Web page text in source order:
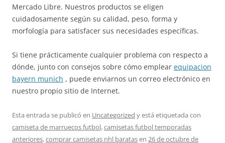
Mercado Libre. Nuestros productos se eligen
cuidadosamente según su calidad, peso, forma y
morfología para satisfacer sus necesidades específicas.
Si tiene prácticamente cualquier problema con respecto a
dónde, junto con consejos sobre cómo emplear equipacion
bayern munich , puede enviarnos un correo electrónico en
nuestro propio sitio de Internet.
Esta entrada se publicó en Uncategorized y está etiquetada con
camiseta de marruecos futbol,camisetas futbol temporadas
anteriores,comprar camisetas nhl baratasen 26 de octubre de